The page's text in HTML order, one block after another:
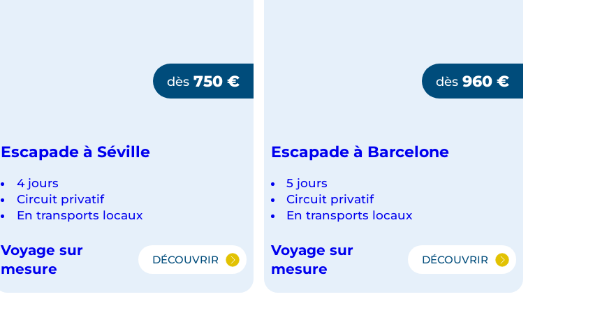
dès 750 €
Escapade à Séville
4 jours
Circuit privatif
En transports locaux
Voyage sur
mesure
DÉCOUVRIR
ESCAPADE
SÉVILLE
dès 960 €
Escapade à Barcelone
5 jours
Circuit privatif
En transports locaux
Voyage sur
mesure
DÉCOUVRIR
ESCAPADE
BARCELONE